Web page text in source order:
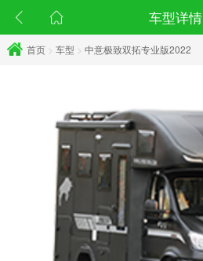
车型详情
首页 > 车型 > 中意极致双拓专业版2022